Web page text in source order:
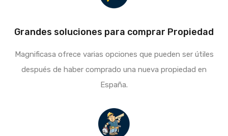
Grandes soluciones para comprar Propiedad
Magnificasa ofrece varias opciones que pueden ser útiles
después de haber comprado una nueva propiedad en
España.